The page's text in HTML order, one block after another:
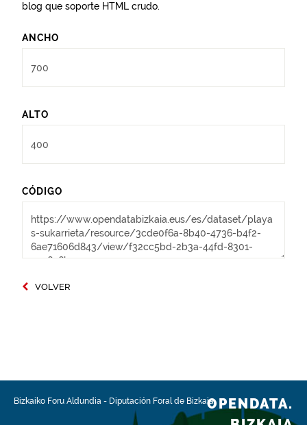
blog que soporte HTML crudo.
ANCHO
ALTO
CÓDIGO
VOLVER
Bizkaiko Foru Aldundia - Diputación Foral de BizkaiaOPENDATA.